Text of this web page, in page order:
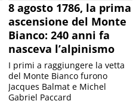
8 agosto 1786, la prima
ascensione del Monte
Bianco: 240 anni fa
nasceva l’alpinismo
I primi a raggiungere la vetta
del Monte Bianco furono
Jacques Balmat e Michel
Gabriel Paccard